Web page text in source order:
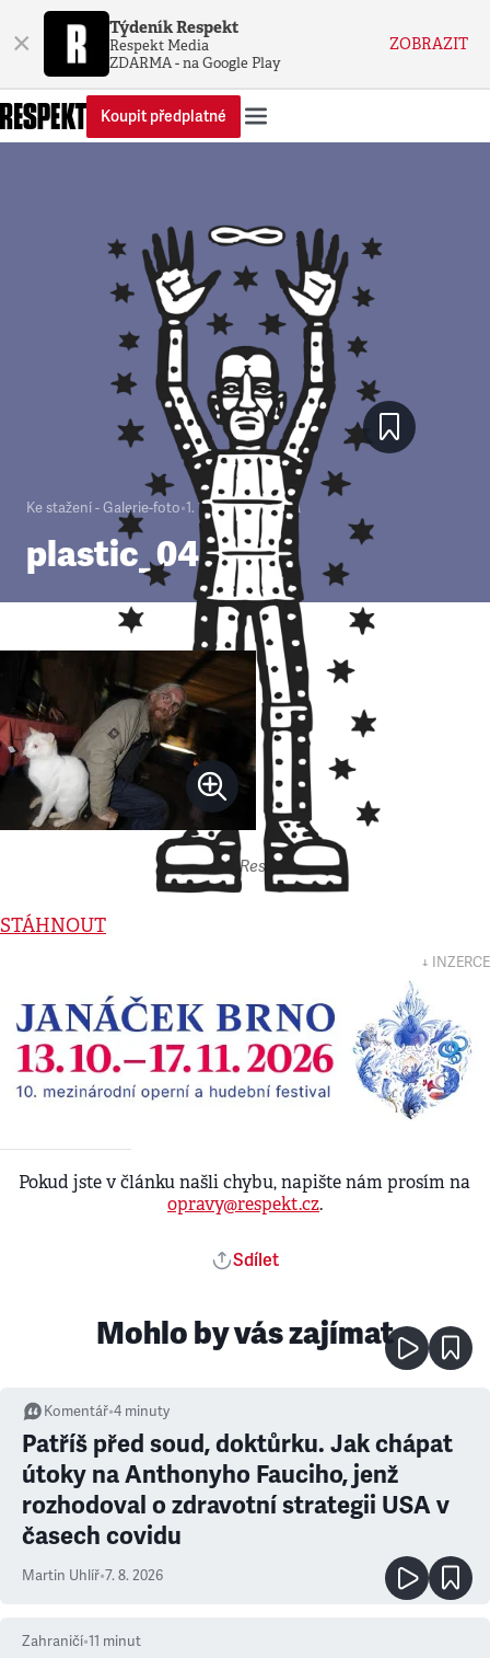
× Týdeník Respekt
Respekt Media
ZDARMA - na Google Play
ZOBRAZIT
Koupit předplatné
Ke stažení - Galerie-foto•1. 1. 2000•1minuta
plastic_04
Autor: Respekt
STÁHNOUT
↓ INZERCE
Pokud jste v článku našli chybu, napište nám prosím na
opravy@respekt.cz.
Sdílet
Mohlo by vás zajímat
Komentář•4 minuty
Patříš před soud, doktůrku. Jak chápat
útoky na Anthonyho Fauciho, jenž
rozhodoval o zdravotní strategii USA v
časech covidu
Martin Uhlíř•7. 8. 2026
Zahraničí•11 minut